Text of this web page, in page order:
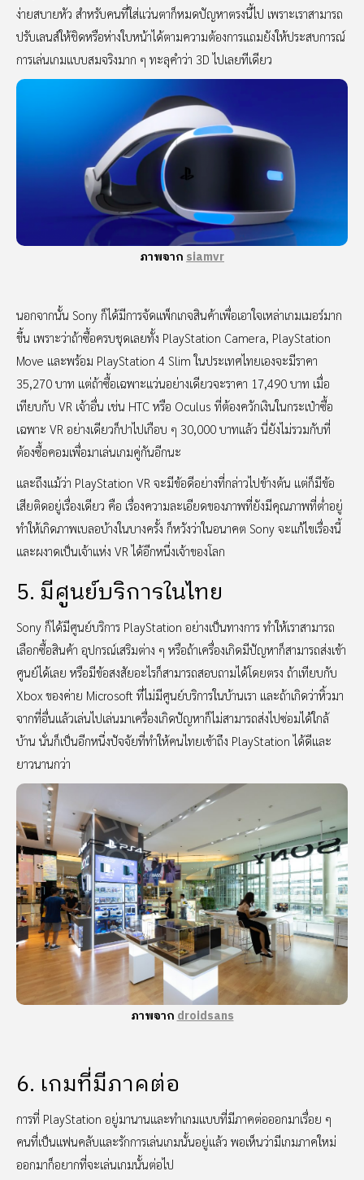
ง่ายสบายหัว สำหรับคนที่ใส่แว่นตาก็หมดปัญหาตรงนี้ไป เพราะเราสามารถ
ปรับเลนส์ให้ชิดหรือห่างใบหน้าได้ตามความต้องการแถมยังให้ประสบการณ์
การเล่นเกมแบบสมจริงมาก ๆ ทะลุคำว่า 3D ไปเลยทีเดียว
ภาพจากsiamvr
นอกจากนั้น Sony ก็ได้มีการจัดแพ็กเกจสินค้าเพื่อเอาใจเหล่าเกมเมอร์มาก
ขึ้น เพราะว่าถ้าซื้อครบชุดเลยทั้ง PlayStation Camera, PlayStation
Move และพร้อม PlayStation 4 Slim ในประเทศไทยเองจะมีราคา
35,270 บาท แต่ถ้าซื้อเฉพาะแว่นอย่างเดียวจะราคา 17,490 บาท เมื่อ
เทียบกับ VR เจ้าอื่น เช่น HTC หรือ Oculus ที่ต้องควักเงินในกระเป๋าซื้อ
เฉพาะ VR อย่างเดียวก็ปาไปเกือบ ๆ 30,000 บาทแล้ว นี่ยังไม่รวมกับที่
ต้องซื้อคอมเพื่อมาเล่นเกมคู่กันอีกนะ
และถึงแม้ว่า PlayStation VR จะมีข้อดีอย่างที่กล่าวไปข้างต้น แต่ก็มีข้อ
เสียติดอยู่เรื่องเดียว คือ เรื่องความละเอียดของภาพที่ยังมีคุณภาพที่ต่ำอยู่
ทำให้เกิดภาพเบลอบ้างในบางครั้ง ก็หวังว่าในอนาคต Sony จะแก้ไขเรื่องนี้
และผงาดเป็นเจ้าแห่ง VR ได้อีกหนึ่งเจ้าของโลก
5. มีศูนย์บริการในไทย
Sony ก็ได้มีศูนย์บริการ PlayStation อย่างเป็นทางการ ทำให้เราสามารถ
เลือกซื้อสินค้า อุปกรณ์เสริมต่าง ๆ หรือถ้าเครื่องเกิดมีปัญหาก็สามารถส่งเข้า
ศูนย์ได้เลย หรือมีข้อสงสัยอะไรก็สามารถสอบถามได้โดยตรง ถ้าเทียบกับ
Xbox ของค่าย Microsoft ที่ไม่มีศูนย์บริการในบ้านเรา และถ้าเกิดว่าหิ้วมา
จากที่อื่นแล้วเล่นไปเล่นมาเครื่องเกิดปัญหาก็ไม่สามารถส่งไปซ่อมได้ใกล้
บ้าน นั่นก็เป็นอีกหนึ่งปัจจัยที่ทำให้คนไทยเข้าถึง PlayStation ได้ดีและ
ยาวนานกว่า
ภาพจากdroidsans
6. เกมที่มีภาคต่อ
การที่ PlayStation อยู่มานานและทำเกมแบบที่มีภาคต่อออกมาเรื่อย ๆ
คนที่เป็นแฟนคลับและรักการเล่นเกมนั้นอยู่แล้ว พอเห็นว่ามีเกมภาคใหม่
ออกมาก็อยากที่จะเล่นเกมนั้นต่อไป